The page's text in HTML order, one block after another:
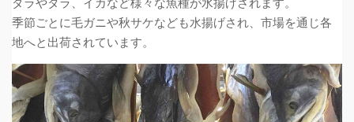
季節ごとに毛ガニや秋サケなども水揚げされ、市場を通じ各
地へと出荷されています。